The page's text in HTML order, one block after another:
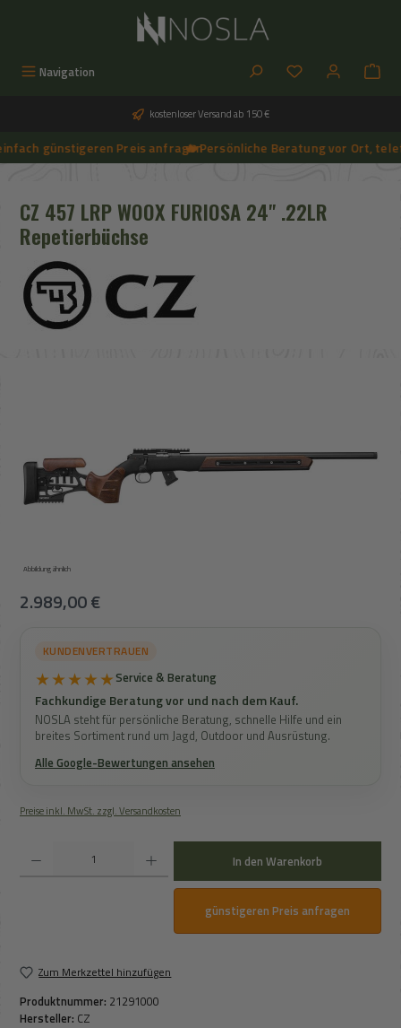
Navigation Du hast 0
kostenloser Versand ab 150 €
günstigeren Preis anfragen
➔
🔥 Persönliche Beratung vor Ort,
CZ 457 LRP WOOX FURIOSA 24" .22LR
Repetierbüchse
Abbildung ähnlich
Regulärer Preis:
2.989,00 €
KUNDENVERTRAUEN
★★★★★Service & Beratung
Fachkundige Beratung vor und nach dem Kauf.
NOSLA steht für persönliche Beratung, schnelle Hilfe und ein
breites Sortiment rund um Jagd, Outdoor und Ausrüstung.
Alle Google-Bewertungen ansehen
Preise inkl. MwSt. zzgl. Versandkosten
In den Warenkorb
günstigeren Preis anfragen
Zum Merkzettel hinzufügen
Produktnummer: 21291000
Hersteller: CZ